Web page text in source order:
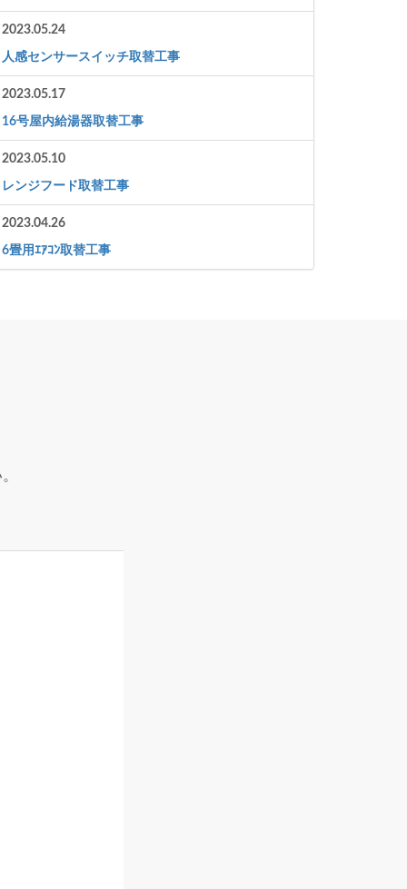
2023.05.24
人感センサースイッチ取替工事
2023.05.17
16号屋内給湯器取替工事
2023.05.10
レンジフード取替工事
2023.04.26
6畳用ｴｱｺﾝ取替工事